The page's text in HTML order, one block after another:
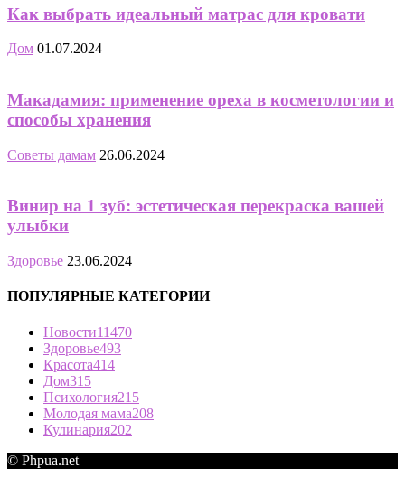
Как выбрать идеальный матрас для кровати
Дом 01.07.2024
Макадамия: применение ореха в косметологии и
способы хранения
Советы дамам 26.06.2024
Винир на 1 зуб: эстетическая перекраска вашей
улыбки
Здоровье 23.06.2024
ПОПУЛЯРНЫЕ КАТЕГОРИИ
Новости11470
Здоровье493
Красота414
Дом315
Психология215
Молодая мама208
Кулинария202
© Phpua.net